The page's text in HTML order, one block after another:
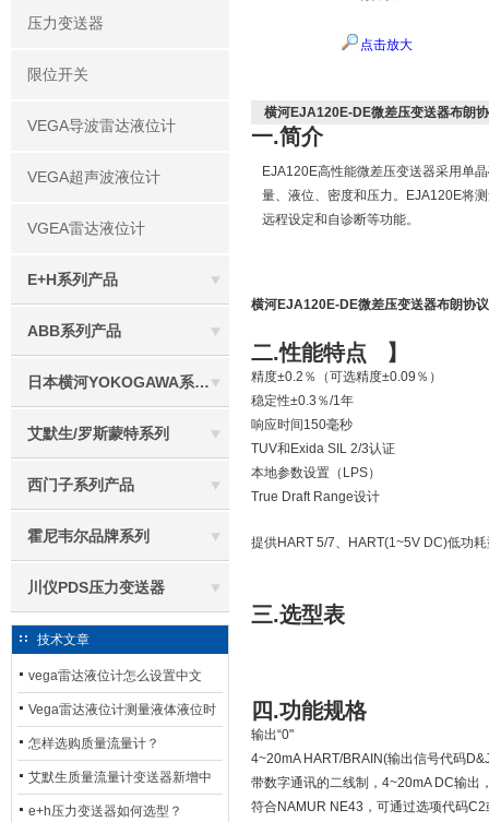
压力变送器
限位开关
VEGA导波雷达液位计
VEGA超声波液位计
VGEA雷达液位计
E+H系列产品
ABB系列产品
日本横河YOKOGAWA系列产品
艾默生/罗斯蒙特系列
西门子系列产品
霍尼韦尔品牌系列
川仪PDS压力变送器
技术文章
vega雷达液位计怎么设置中文
Vega雷达液位计测量液体液位时
应如何选型？
怎样选购质量流量计？
艾默生质量流量计变送器新增中
文显示选项，操作更便捷
e+h压力变送器如何选型？
点击放大
横河EJA120E-DE微差压变送器布朗
一.简介
EJA120E高性能微差压变送器采用单
量、液位、密度和压力。EJA120E将
远程设定和自诊断等功能。
横河EJA120E-DE微差压变送器布朗协议
二.性能特点 】
精度±0.2％（可选精度±0.09％）
稳定性±0.3％/1年
响应时间150毫秒
TUV和Exida SIL 2/3认证
本地参数设置（LPS）
True Draft Range设计
提供HART 5/7、HART(1~5V DC)低功
三.选型表
四.功能规格
输出“0"
4~20mA HART/BRAIN(输出信号代码
带数字通讯的二线制，4~20mA DC输出
符合NAMUR NE43，可通过选项代码